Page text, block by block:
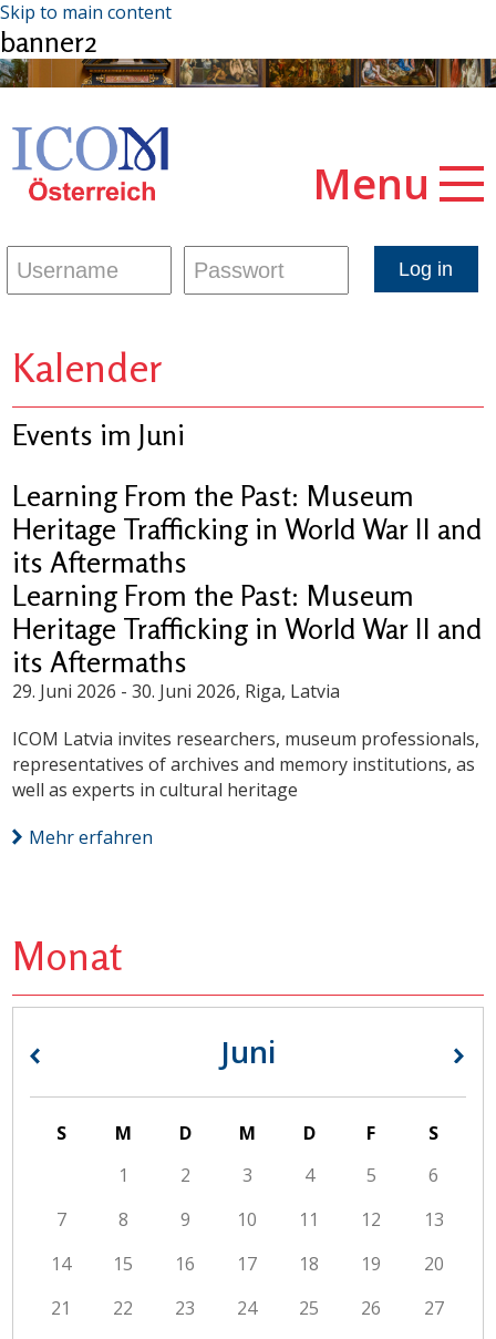
Skip to main content
banner2
Menu
Kalender
Events im Juni
Learning From the Past: Museum
Heritage Trafficking in World War II and
its Aftermaths
Learning From the Past: Museum
Heritage Trafficking in World War II and
its Aftermaths
29. Juni 2026 -30. Juni 2026, Riga, Latvia
ICOM Latvia invites researchers, museum professionals,
representatives of archives and memory institutions, as
well as experts in cultural heritage
Mehr erfahren
Monat
Juni
« »
S M D M D F
S
1
2 3 4 5
6
7
8 9 10 11 12
13
14
15 16 17 18 19
20
21
22 23 24 25 26
27